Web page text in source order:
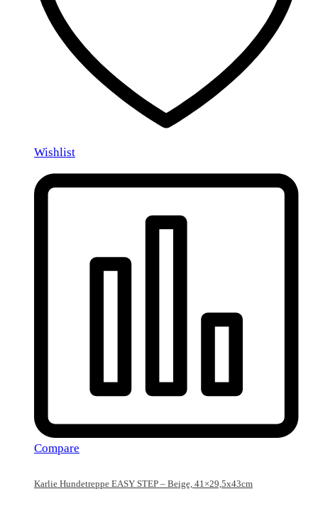
Wishlist
Compare
Karlie Hundetreppe EASY STEP – Beige, 41×29,5x43cm